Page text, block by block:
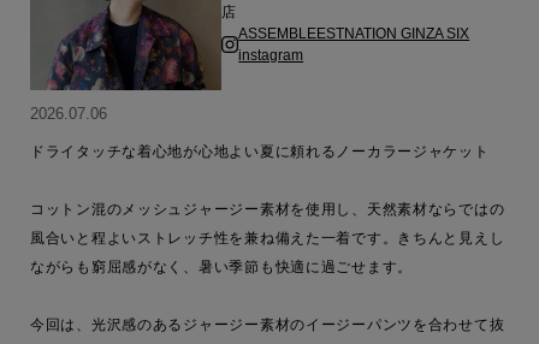
店
ASSEMBLEESTNATION GINZA SIX
instagram
2026.07.06
ドライタッチな着心地が心地よい夏に頼れるノーカラージャケット
コットン混のメッシュジャージー素材を使用し、天然素材ならではの
風合いと程よいストレッチ性を兼ね備えた一着です。きちんと見えし
ながらも窮屈感がなく、暑い季節も快適に過ごせます。
今回は、光沢感のあるジャージー素材のイージーパンツを合わせて抜